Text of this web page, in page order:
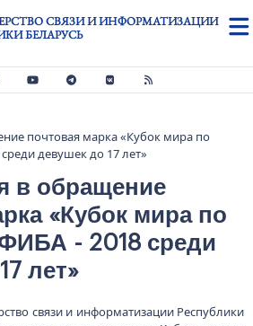
СВЯЗИ И ИНФОРМАТИЗАЦИИ
БЕЛАРУСЬ
почтовая марка «Кубок мира по
девушек до 17 лет»
в обращение
«Кубок мира по
- 2018 среди
лет»
связи и информатизации Республики